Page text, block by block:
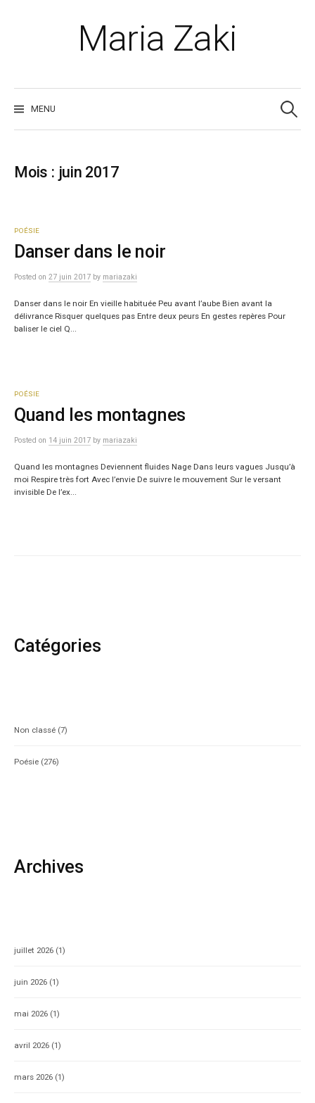
Maria Zaki
MENU
Mois : juin 2017
POÉSIE
Danser dans le noir
Posted on 27 juin 2017 by mariazaki
Danser dans le noir En vieille habituée Peu avant l’aube Bien avant la
délivrance Risquer quelques pas Entre deux peurs En gestes repères Pour
baliser le ciel Q...
POÉSIE
Quand les montagnes
Posted on 14 juin 2017 by mariazaki
Quand les montagnes Deviennent fluides Nage Dans leurs vagues Jusqu’à
moi Respire très fort Avec l’envie De suivre le mouvement Sur le versant
invisible De l’ex...
Catégories
Non classé (7)
Poésie (276)
Archives
juillet 2026 (1)
juin 2026 (1)
mai 2026 (1)
avril 2026 (1)
mars 2026 (1)